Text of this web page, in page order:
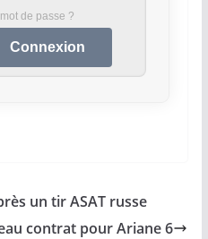
de passe ?
un tir ASAT russe
contrat pour Ariane 6